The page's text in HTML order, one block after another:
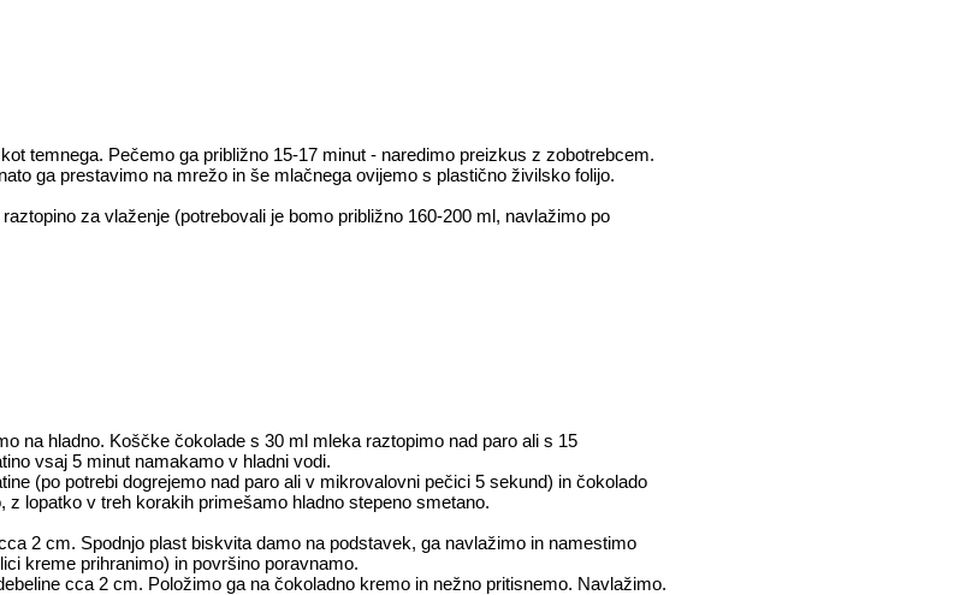
temnega. Pečemo ga približno 15-17 minut - naredimo preizkus z zobotrebcem.
ga prestavimo na mrežo in še mlačnega ovijemo s plastično živilsko folijo.
za vlaženje (potrebovali je bomo približno 160-200 ml, navlažimo po
na hladno. Koščke čokolade s 30 ml mleka raztopimo nad paro ali s 15
vsaj 5 minut namakamo v hladni vodi.
(po potrebi dogrejemo nad paro ali v mikrovalovni pečici 5 sekund) in čokolado
z lopatko v treh korakih primešamo hladno stepeno smetano.
2 cm. Spodnjo plast biskvita damo na podstavek, ga navlažimo in namestimo
kreme prihranimo) in površino poravnamo.
cca 2 cm. Položimo ga na čokoladno kremo in nežno pritisnemo. Navlažimo.